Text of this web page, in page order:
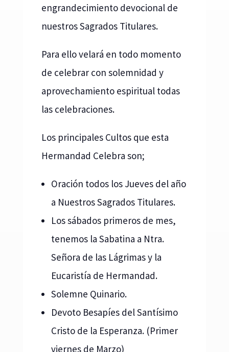
engrandecimiento devocional de
nuestros Sagrados Titulares.
Para ello velará en todo momento
de celebrar con solemnidad y
aprovechamiento espiritual todas
las celebraciones.
Los principales Cultos que esta
Hermandad Celebra son;
Oración todos los Jueves del año
a Nuestros Sagrados Titulares.
Los sábados primeros de mes,
tenemos la Sabatina a Ntra.
Señora de las Lágrimas y la
Eucaristía de Hermandad.
Solemne Quinario.
Devoto Besapíes del Santísimo
Cristo de la Esperanza. (Primer
viernes de Marzo)